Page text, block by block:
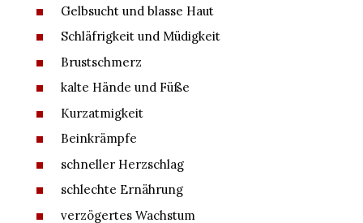
Gelbsucht und blasse Haut
Schläfrigkeit und Müdigkeit
Brustschmerz
kalte Hände und Füße
Kurzatmigkeit
Beinkrämpfe
schneller Herzschlag
schlechte Ernährung
verzögertes Wachstum